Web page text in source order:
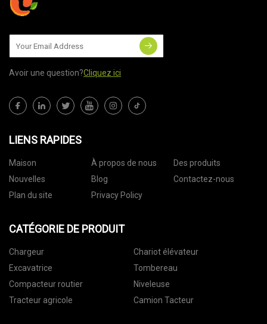
Avoir une question?Cliquez ici
LIENS RAPIDES
Maison À propos de nous
Des produits
Nouvelles
Blog
Contactez-nous
Plan du site
Privacy Policy
CATÉGORIE DE PRODUIT
Chargeur
Chariot élévateur
Excavatrice
Tombereau
Compacteur routier
Niveleuse
Tracteur agricole
Camion Tacteur